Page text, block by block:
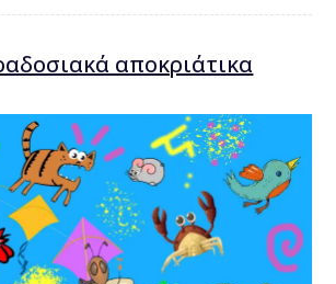
αποκριάτικα